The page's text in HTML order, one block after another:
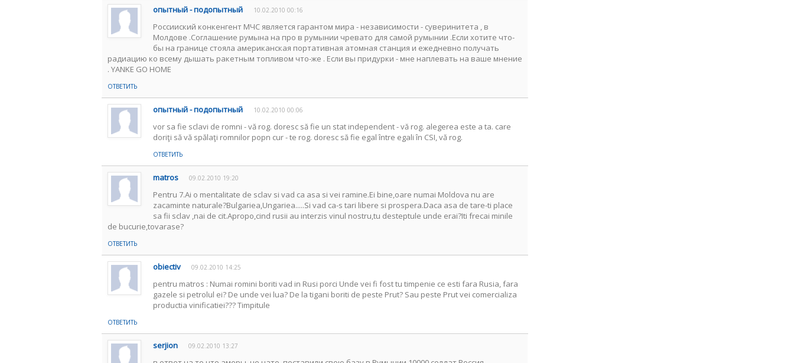
опытный - подопытный 10.02.2010 00:16
Россииский конкенгент МЧС является гарантом мира - независимости - суверинитета , в
Молдове .Соглашение румына на про в румынии чревато для самой румынии .Если хотите что-
бы на границе стояла американская портативная атомная станция и ежедневно получать
радиацию ко всему дышать ракетным топливом что-же . Если вы придурки - мне наплевать на ваше мнение
. YANKE GO HOME
ОТВЕТИТЬ
опытный - подопытный 10.02.2010 00:06
vor sa fie sclavi de romni - vă rog. doresc să fie un stat independent - vă rog. alegerea este a ta. care
doriţi să vă spălaţi romnilor popn cur - te rog. doresc să fie egal între egali în CSI, vă rog.
ОТВЕТИТЬ
matros 09.02.2010 19:20
Pentru 7.Ai o mentalitate de sclav si vad ca asa si vei ramine.Ei bine,oare numai Moldova nu are
zacaminte naturale?Bulgariea,Ungariea.....Si vad ca-s tari libere si prospera.Daca asa de tare-ti place
sa fii sclav ,nai de cit.Apropo,cind rusii au interzis vinul nostru,tu desteptule unde erai?Iti frecai minile
de bucurie,tovarase?
ОТВЕТИТЬ
obiectiv 09.02.2010 14:25
pentru matros : Numai romini boriti vad in Rusi porci Unde vei fi fost tu timpenie ce esti fara Rusia, fara
gazele si petrolul ei? De unde vei lua? De la tigani boriti de peste Prut? Sau peste Prut vei comercializa
productia vinificatiei??? Timpitule
ОТВЕТИТЬ
serjion 09.02.2010 13:27